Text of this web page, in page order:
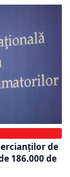
de
186.000 de